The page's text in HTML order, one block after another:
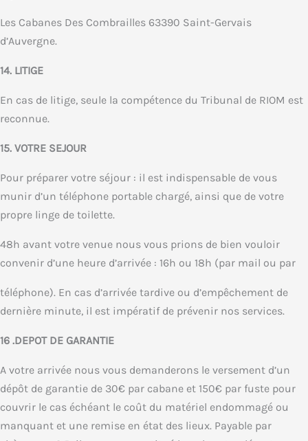
Les Cabanes Des Combrailles 63390 Saint-Gervais
d’Auvergne.
14. LITIGE
En cas de litige, seule la compétence du Tribunal de RIOM est
reconnue.
15. VOTRE SEJOUR
Pour préparer votre séjour : il est indispensable de vous
munir d’un téléphone portable chargé, ainsi que de votre
propre linge de toilette.
48h avant votre venue nous vous prions de bien vouloir
convenir d’une heure d’arrivée : 16h ou 18h (par mail ou par
téléphone). En cas d’arrivée tardive ou d’empêchement de
dernière minute, il est impératif de prévenir nos services.
16 .DEPOT DE GARANTIE
A votre arrivée nous vous demanderons le versement d’un
dépôt de garantie de 30€ par cabane et 150€ par fuste pour
couvrir le cas échéant le coût du matériel endommagé ou
manquant et une remise en état des lieux. Payable par